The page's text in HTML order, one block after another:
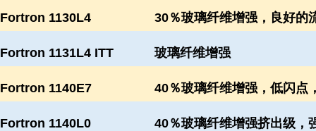
Fortron 1130L4 30％玻璃纤维增强，良好的
Fortron 1131L4 ITT 玻璃纤维增强
Fortron 1140E7 40％玻璃纤维增强，低闪点
Fortron 1140L0 40％玻璃纤维增强挤出级，